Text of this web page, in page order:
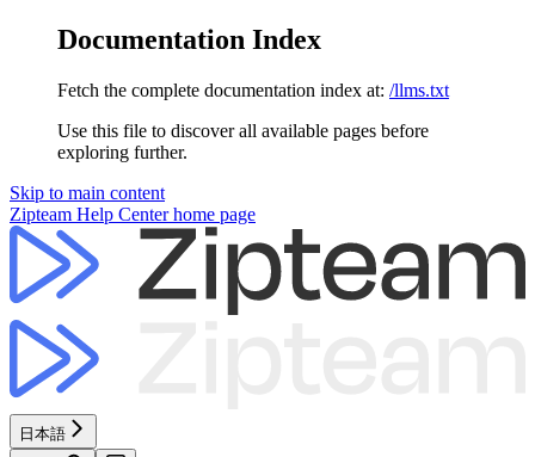
Documentation Index
Fetch the complete documentation index at: /llms.txt
Use this file to discover all available pages before
exploring further.
Skip to main content
Zipteam Help Centerhome page
日本語